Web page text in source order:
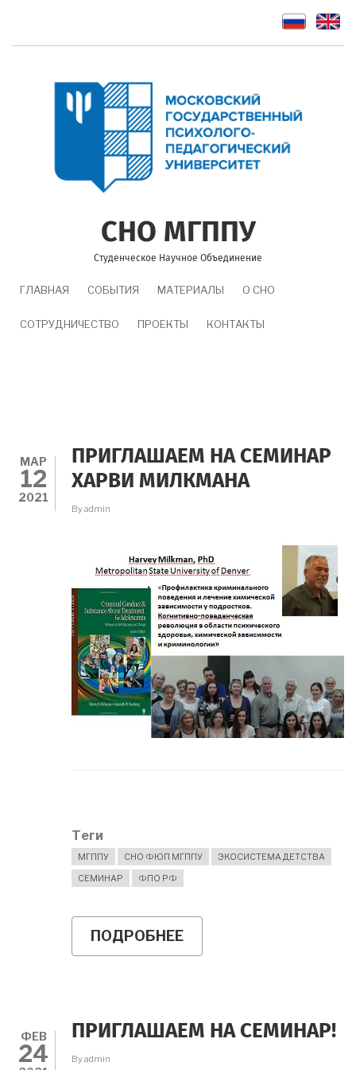
основному
СНО МГППУ
Студенческое Научное Объединение
ГЛАВНАЯ СОБЫТИЯ МАТЕРИАЛЫ О СНО
СОТРУДНИЧЕСТВО ПРОЕКТЫ КОНТАКТЫ
МАР
12
2021
ПРИГЛАШАЕМ НА СЕМИНАР
ХАРВИ МИЛКМАНА
Byadmin
Теги
МГППУ СНО ФЮП МГППУ
ЭКОСИСТЕМА ДЕТСТВА
СЕМИНАР
ФПО РФ
ПОДРОБНЕЕ
ПРИГЛАШАЕМ
ФЕВ
24
ПРИГЛАШАЕМ НА СЕМИНАР!
Byadmin